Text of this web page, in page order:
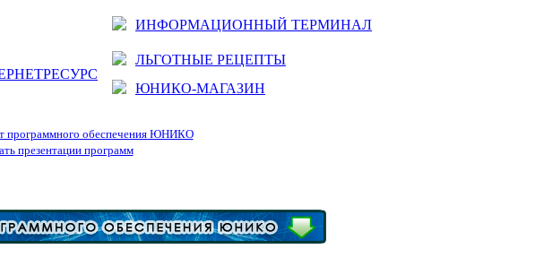
ИНФОРМАЦИОННЫЙ ТЕРМИНАЛ
ЛЬГОТНЫЕ РЕЦЕПТЫ
ЮНИКО-МАГАЗИН
программного обеспечения ЮНИКО
презентации программ